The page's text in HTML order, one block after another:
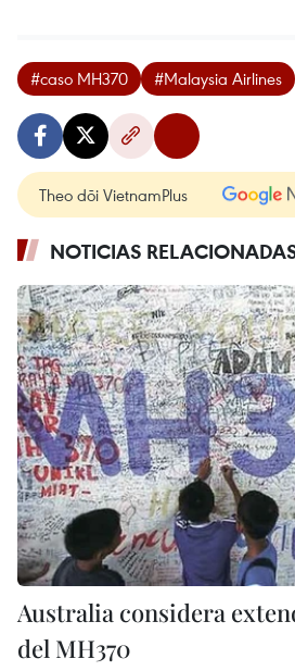
#caso MH370 #Malaysia Airlines
Theo dõi VietnamPlus
NOTICIAS
Australia considera
del MH370